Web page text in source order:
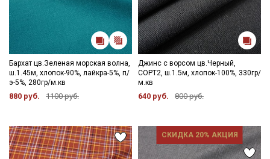
Бархат цв.Зеленая морская волна,
ш.1.45м, хлопок-90%, лайкра-5%, п/
э-5%, 280гр/м.кв
880 руб. 1100 руб.
Джинс с ворсом цв.Черный,
СОРТ2, ш.1.5м, хлопок-100%, 330гр/
м.кв
640 руб. 800 руб.
СКИДКА 20% АКЦИЯ